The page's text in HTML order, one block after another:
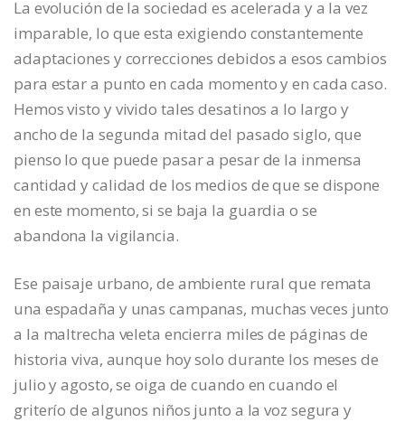
La evolución de la sociedad es acelerada y a la vez
imparable, lo que esta exigiendo constantemente
adaptaciones y correcciones debidos a esos cambios
para estar a punto en cada momento y en cada caso.
Hemos visto y vivido tales desatinos a lo largo y
ancho de la segunda mitad del pasado siglo, que
pienso lo que puede pasar a pesar de la inmensa
cantidad y calidad de los medios de que se dispone
en este momento, si se baja la guardia o se
abandona la vigilancia.
Ese paisaje urbano, de ambiente rural que remata
una espadaña y unas campanas, muchas veces junto
a la maltrecha veleta encierra miles de páginas de
historia viva, aunque hoy solo durante los meses de
julio y agosto, se oiga de cuando en cuando el
griterío de algunos niños junto a la voz segura y